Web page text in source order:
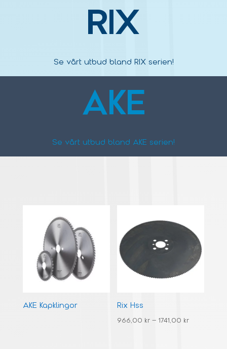
RIX
Se vårt utbud bland RIX serien!
AKE
Se vårt utbud bland AKE serien!
AKE Kapklingor Rix Hss
966,00 kr – 1741,00 kr